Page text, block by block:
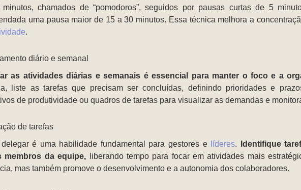
chamados de “pomodoros”, seguidos por pausas curtas de 5
uma pausa maior de 15 a 30 minutos. Essa técnica melhora a
.
diário e semanal
as atividades diárias e semanais é essencial para manter o foco e a
liste as tarefas que precisam ser concluídas, definindo prioridades e
de produtividade ou quadros de tarefas para visualizar as demandas e
de tarefas
é uma habilidade fundamental para gestores e
líderes.
Identifique
membros da equipe, liberando tempo para focar em atividades mais
mas também promove o desenvolvimento e a autonomia dos colaboradores.